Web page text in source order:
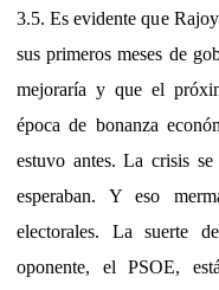
3.5. Es evidente que
sus primeros meses de
mejoraría y que el
época de bonanza
estuvo antes. La crisis
esperaban. Y eso
electorales. La suerte
oponente, el PSOE,